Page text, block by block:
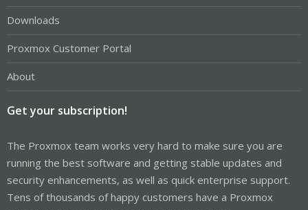
Downloads
Proxmox Customer Portal
About
Get your subscription!
The Proxmox team works very hard to make sure you are
running the best software and getting stable updates and
security enhancements, as well as quick enterprise support.
Tens of thousands of happy customers have a Proxmox